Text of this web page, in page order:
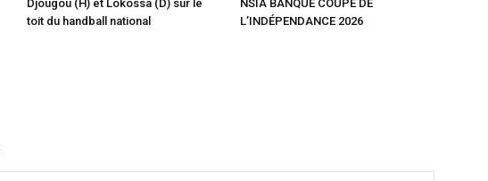
Djougou (H) et Lokossa (D) sur le
toit du handball national
NSIA BANQUE COUPE DE
L’INDÉPENDANCE 2026